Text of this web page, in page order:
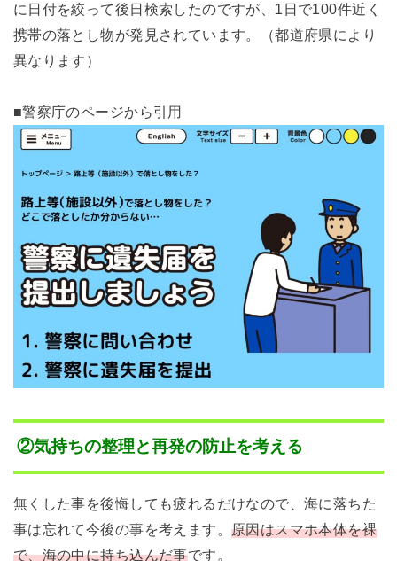
に日付を絞って後日検索したのですが、1日で100件近く
携帯の落とし物が発見されています。（都道府県により
異なります）
■警察庁のページから引用
②気持ちの整理と再発の防止を考える
無くした事を後悔しても疲れるだけなので、海に落ちた
事は忘れて今後の事を考えます。原因はスマホ本体を裸
で、海の中に持ち込んだ事です。